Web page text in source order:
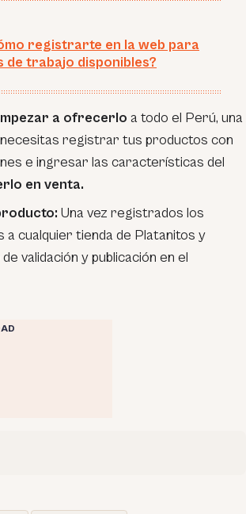
registrarte en la web para
trabajo disponibles?
a ofrecerlo a todo el Perú, una
necesitas registrar tus productos con
e ingresar las características del
en venta.
Una vez registrados los
cualquier tienda de Platanitos y
validación y publicación en el